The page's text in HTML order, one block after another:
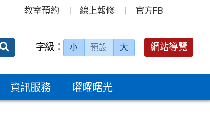
教室預約 線上報修 官方FB
送出 字級： 小 預設 大 網站導覽
資訊服務 曜曜曙光